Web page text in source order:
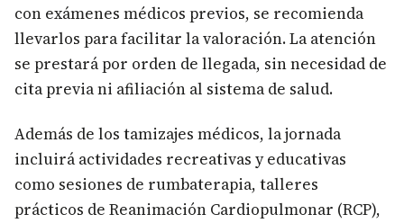
con exámenes médicos previos, se recomienda
llevarlos para facilitar la valoración. La atención
se prestará por orden de llegada, sin necesidad de
cita previa ni afiliación al sistema de salud.
Además de los tamizajes médicos, la jornada
incluirá actividades recreativas y educativas
como sesiones de rumbaterapia, talleres
prácticos de Reanimación Cardiopulmonar (RCP),